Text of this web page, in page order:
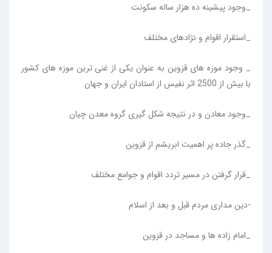
_وجود پیشینه ده هزار ساله سکونت
_استقرار اقوام و نژادهای مختلف
_ وجود موزه های قزوین به عنوان یکی از غنی ترین موزه های کشور
با بیش از 2500 اثر نفیس از استادان ایران و جهان
_وجود معادن و در نتیجه شکل گیری گروه معدن چیان
_گذر جاده پر اهمیت ابریشم از قزوین
_قرار گرفتن در مسیر تردد اقوام و جوامع مختلف
-دین مداری مردم قبل و بعد از اسلام
_امام زاده ها و مساجد در قزوین